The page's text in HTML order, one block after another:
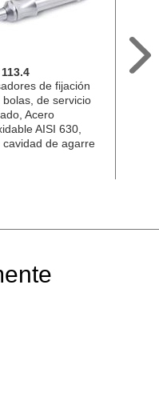
de fijación
bolas, de servicio
Acero
AISI 630,
cavidad de agarre
GN